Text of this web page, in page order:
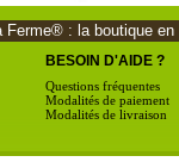
Ferme® : la boutique
BESOIN D'AIDE ?
Questions fréquentes
Modalités de paiement
Modalités de livraison